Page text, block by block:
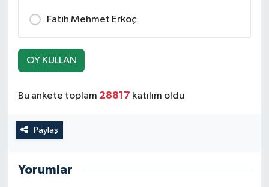
Fatih Mehmet Erkoç
OY KULLAN
Bu ankete toplam 28817 katılım oldu
Paylaş
Yorumlar
İLÇE HABERLERİ
KÜLTÜR-SANAT
MAGAZİN